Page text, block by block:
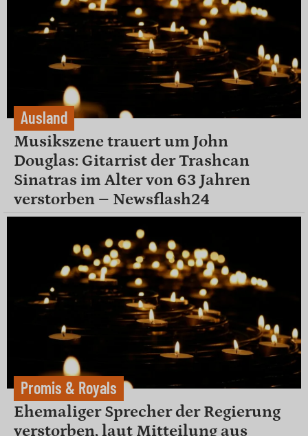
Ausland
Musikszene trauert um John
Douglas: Gitarrist der Trashcan
Sinatras im Alter von 63 Jahren
verstorben – Newsflash24
Promis & Royals
Ehemaliger Sprecher der Regierung
verstorben, laut Mitteilung aus